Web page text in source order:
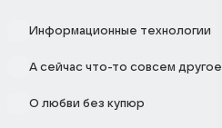
Информационные технологии
А сейчас что-то совсем другое
О любви без купюр